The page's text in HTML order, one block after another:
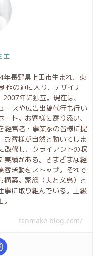
エ
長野県上田市生まれ、東
作の道に入り、デザイナ
年に独立。現在は、
ースや広告出稿代行も行い
ト。お客様に寄り添い、
経営者・事業家の皆様に提
お客様が自然と動いてしま
改修し、クライアントの収
実績がある。さまざまな経
客活動をストップ。それで
構築。家族（夫と文鳥）と
事に取り組んでいる。上級
fanmake-blog.com/